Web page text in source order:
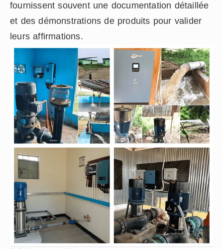
fournissent souvent une documentation détaillée
et des démonstrations de produits pour valider
leurs affirmations.